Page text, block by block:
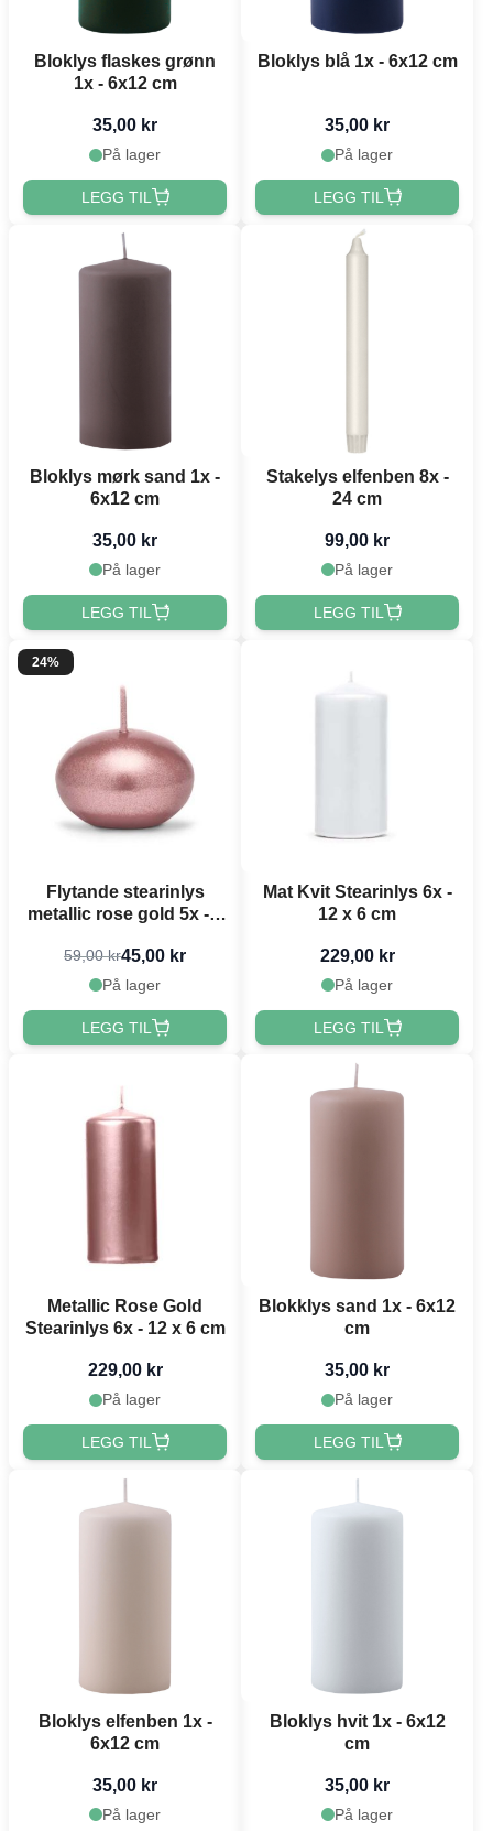
Bloklys flaskes grønn
1x - 6x12 cm
35,00 kr
På lager
LEGG TIL
Bloklys blå 1x - 6x12 cm
35,00 kr
På lager
LEGG TIL
Bloklys mørk sand 1x -
6x12 cm
35,00 kr
På lager
LEGG TIL
Stakelys elfenben 8x -
24 cm
99,00 kr
På lager
LEGG TIL
24%
Flytande stearinlys
metallic rose gold 5x - 4
59,00 kr45,00 kr
På lager
LEGG TIL
Mat Kvit Stearinlys 6x -
12 x 6 cm
229,00 kr
På lager
LEGG TIL
Metallic Rose Gold
Stearinlys 6x - 12 x 6 cm
229,00 kr
På lager
LEGG TIL
Blokklys sand 1x - 6x12
cm
35,00 kr
På lager
LEGG TIL
Bloklys elfenben 1x -
6x12 cm
35,00 kr
På lager
Bloklys hvit 1x - 6x12
cm
35,00 kr
På lager